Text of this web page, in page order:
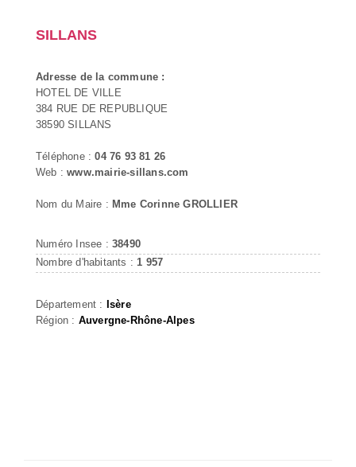
SILLANS
Adresse de la commune :
HOTEL DE VILLE
384 RUE DE REPUBLIQUE
38590 SILLANS
Téléphone :04 76 93 81 26
Web :www.mairie-sillans.com
Nom du Maire : Mme Corinne GROLLIER
Numéro Insee : 38490
Nombre d'habitants : 1 957
Département : Isère
Région : Auvergne-Rhône-Alpes